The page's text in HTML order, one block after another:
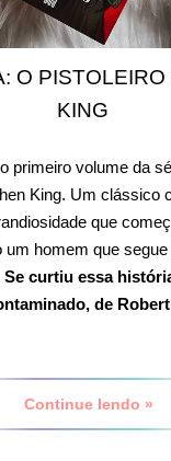
O
KING
primeiro volume da
King. Um clássico
que
um homem que
Se curtiu essa
de
Continue lendo »